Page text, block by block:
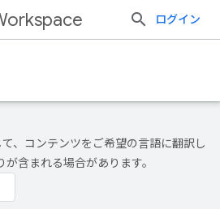
ログイン
、コンテンツをご希望の言語に翻訳し
含まれる場合があります。